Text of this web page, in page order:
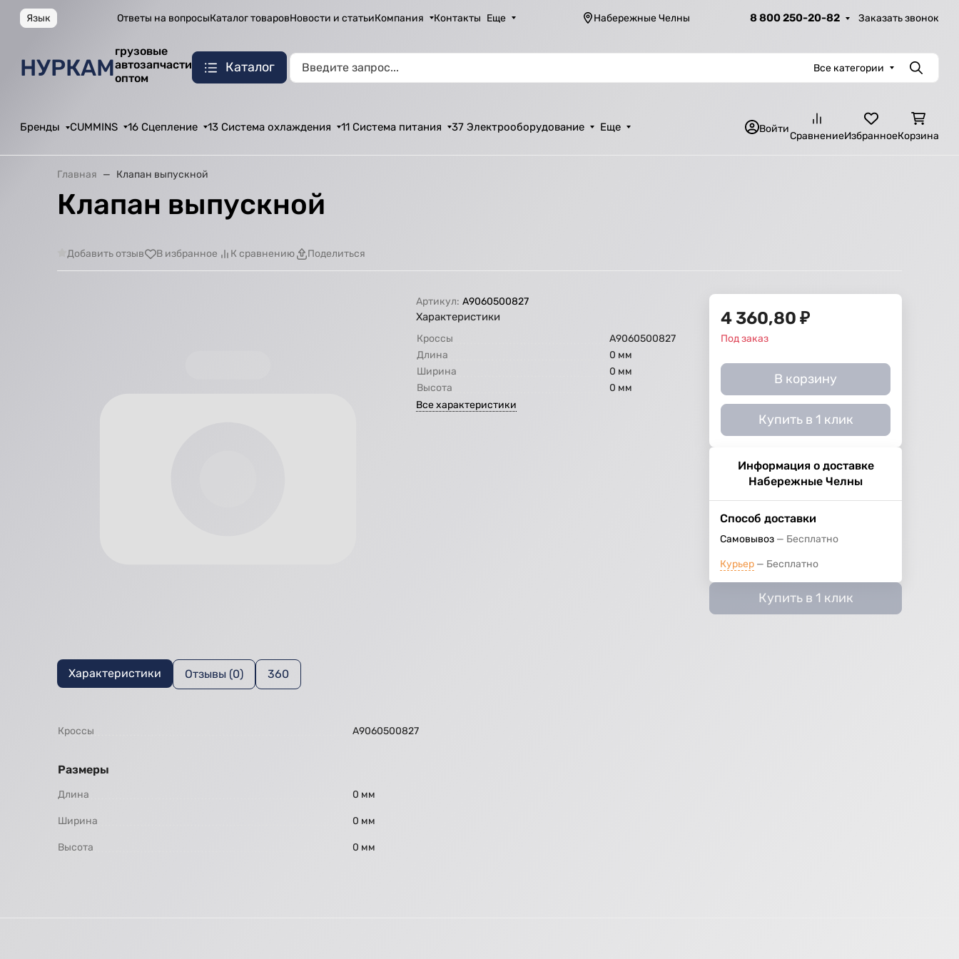
Язык Ответы на вопросыКаталог товаровНовости и статьиКомпания Контакты Еще Набережные Челны 8 800 250-20-82 Заказать звонок
НУРКАМ
грузовые
автозапчасти
оптом
Каталог Все категории Поиск
Бренды CUMMINS 16 Сцепление 13 Система охлаждения 11 Система питания 37 Электрооборудование Еще Войти
СравнениеИзбранноеКорзина
Главная Клапан выпускной
Клапан выпускной
Добавить отзыв В избранное К сравнению Поделиться
Артикул: А9060500827
Характеристики
Кроссы
А9060500827
Длина
0 мм
Ширина
0 мм
Высота
0 мм
Все характеристики
4 360,80 ₽
Под заказ
В корзину
Купить в 1 клик
Информация о доставке
Набережные Челны
Способ доставки
Самовывоз Бесплатно
Курьер Бесплатно
Купить в 1 клик
Характеристики Отзывы (0) 360
Кроссы А9060500827
Размеры
Длина 0 мм
Ширина 0 мм
Высота 0 мм